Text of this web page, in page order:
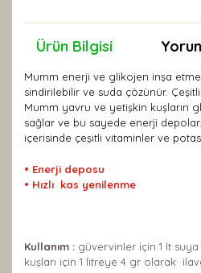
Ürün Bilgisi
Mumm enerji ve glikojen inşa
sindirilebilir ve suda çözünür.
Mumm yavru ve yetişkin kuşların
sağlar ve bu sayede enerji
içerisinde çeşitli vitaminler ve
• Enerji deposu
• Hızlı kas yenilenme
Kullanım : güvervinler için 1 lt suya
kuşları için 1 litreye 4 gr olarak